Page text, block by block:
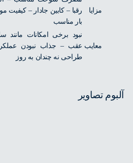
رقبا – کابین جادار – کیفیت مونتاژ
بار مناسب
نبود برخی امکانات مانند
طراحی نه چندان به روز
تصاویر